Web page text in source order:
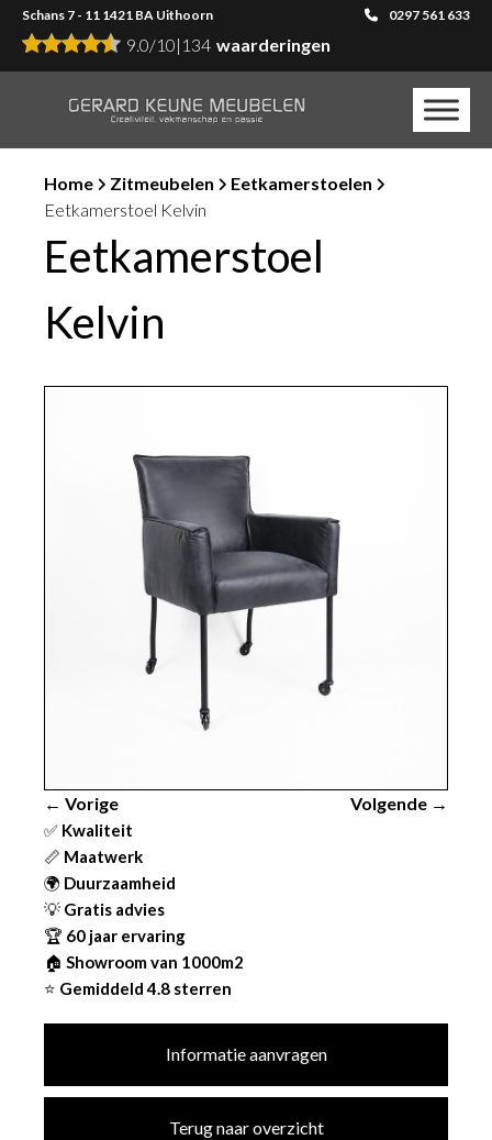
Schans 7 - 11 1421 BA Uithoorn 0297 561 633
9.0/10| 134 waarderingen
Home Zitmeubelen
Eetkamerstoelen
Eetkamerstoel Kelvin
Eetkamerstoel
Kelvin
← Vorige Volgende →
✅ Kwaliteit
📏 Maatwerk
🌍 Duurzaamheid
💡 Gratis advies
🏆 60 jaar ervaring
🏠 Showroom van 1000m2
⭐ Gemiddeld 4.8 sterren
Informatie aanvragen
Terug naar overzicht